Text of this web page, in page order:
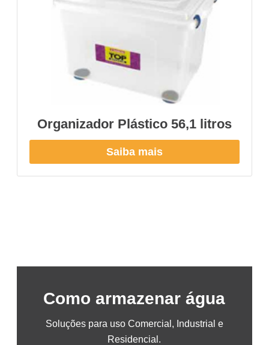
Organizador Plástico 56,1 litros
Saiba mais
Como armazenar água
Soluções para uso Comercial, Industrial e
Residencial.